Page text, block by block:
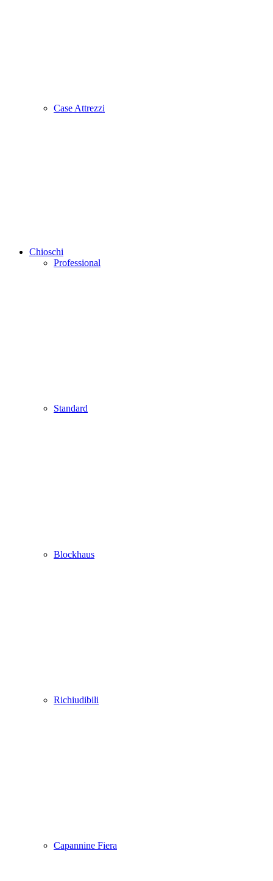
Case Attrezzi
Chioschi
Professional
Standard
Blockhaus
Richiudibili
Capannine Fiera